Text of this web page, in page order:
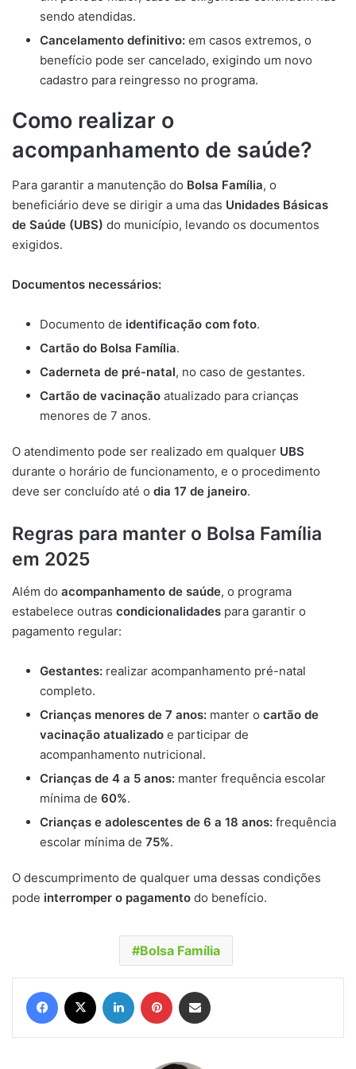
sendo atendidas.
Cancelamento definitivo: em casos extremos, o
benefício pode ser cancelado, exigindo um novo
cadastro para reingresso no programa.
Como realizar o
acompanhamento de saúde?
Para garantir a manutenção do Bolsa Família, o
beneficiário deve se dirigir a uma das Unidades Básicas
de Saúde (UBS) do município, levando os documentos
exigidos.
Documentos necessários:
Documento de identificação com foto.
Cartão do Bolsa Família.
Caderneta de pré-natal, no caso de gestantes.
Cartão de vacinação atualizado para crianças
menores de 7 anos.
O atendimento pode ser realizado em qualquer UBS
durante o horário de funcionamento, e o procedimento
deve ser concluído até o dia 17 de janeiro.
Regras para manter o Bolsa Família
em 2025
Além do acompanhamento de saúde, o programa
estabelece outras condicionalidades para garantir o
pagamento regular:
Gestantes: realizar acompanhamento pré-natal
completo.
Crianças menores de 7 anos: manter o cartão de
vacinação atualizado e participar de
acompanhamento nutricional.
Crianças de 4 a 5 anos: manter frequência escolar
mínima de 60%.
Crianças e adolescentes de 6 a 18 anos: frequência
escolar mínima de 75%.
O descumprimento de qualquer uma dessas condições
pode interromper o pagamento do benefício.
Bolsa Família
Facebook Linkedin Pinterest